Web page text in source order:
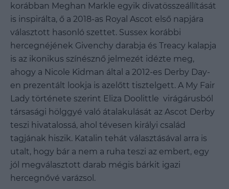
korábban Meghan Markle egyik divatösszeállítását
is inspirálta, ő a 2018-as Royal Ascot első napjára
választott hasonló szettet. Sussex korábbi
hercegnéjének Givenchy darabja és Treacy kalapja
is az ikonikus színésznő jelmezét idézte meg,
ahogy a Nicole Kidman által a 2012-es Derby Day-
en prezentált lookja is azelőtt tisztelgett. A My Fair
Lady története szerint Eliza Doolittle virágárusból
társasági hölggyé való átalakulását az Ascot Derby
teszi hivatalossá, ahol tévesen királyi család
tagjának hiszik. Katalin tehát választásával arra is
utalt, hogy bár a nem a ruha teszi az embert, egy
jól megválasztott darab mégis bárkit igazi
hercegnővé varázsol.